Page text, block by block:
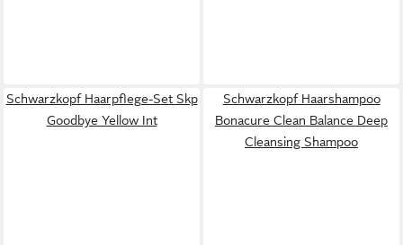
Schwarzkopf Haarpflege-Set Skp
Goodbye Yellow Int
Schwarzkopf Haarshampoo
Bonacure Clean Balance Deep
Cleansing Shampoo